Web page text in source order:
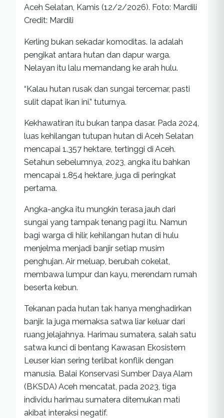
Aceh Selatan, Kamis (12/2/2026). Foto: Mardili
Credit: Mardili
Kerling bukan sekadar komoditas. Ia adalah
pengikat antara hutan dan dapur warga.
Nelayan itu lalu memandang ke arah hulu.
“Kalau hutan rusak dan sungai tercemar, pasti
sulit dapat ikan ini.” tuturnya.
Kekhawatiran itu bukan tanpa dasar. Pada 2024,
luas kehilangan tutupan hutan di Aceh Selatan
mencapai 1.357 hektare, tertinggi di Aceh.
Setahun sebelumnya, 2023, angka itu bahkan
mencapai 1.854 hektare, juga di peringkat
pertama.
Angka-angka itu mungkin terasa jauh dari
sungai yang tampak tenang pagi itu. Namun
bagi warga di hilir, kehilangan hutan di hulu
menjelma menjadi banjir setiap musim
penghujan. Air meluap, berubah cokelat,
membawa lumpur dan kayu, merendam rumah
beserta kebun.
Tekanan pada hutan tak hanya menghadirkan
banjir. Ia juga memaksa satwa liar keluar dari
ruang jelajahnya. Harimau sumatera, salah satu
satwa kunci di bentang Kawasan Ekosistem
Leuser kian sering terlibat konflik dengan
manusia. Balai Konservasi Sumber Daya Alam
(BKSDA) Aceh mencatat, pada 2023, tiga
individu harimau sumatera ditemukan mati
akibat interaksi negatif.